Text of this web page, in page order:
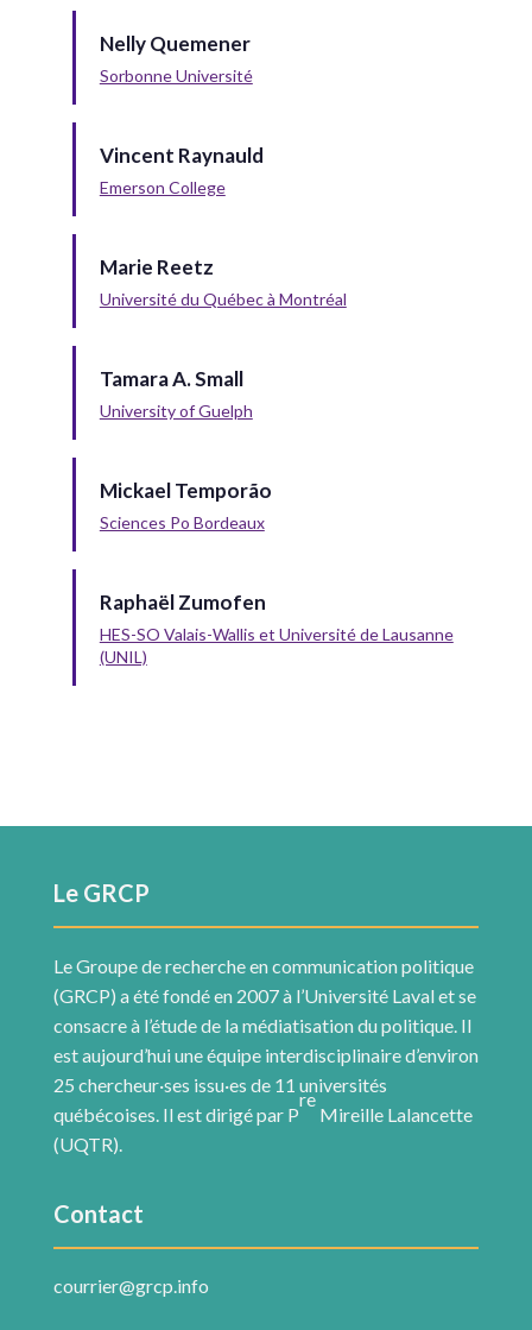
Nelly Quemener
Sorbonne Université
Vincent Raynauld
Emerson College
Marie Reetz
Université du Québec à Montréal
Tamara A. Small
University of Guelph
Mickael Temporão
Sciences Po Bordeaux
Raphaël Zumofen
HES-SO Valais-Wallis et Université de Lausanne
(UNIL)
Le GRCP
Le Groupe de recherche en communication politique
(GRCP) a été fondé en 2007 à l’Université Laval et se
consacre à l’étude de la médiatisation du politique. Il
est aujourd’hui une équipe interdisciplinaire d’environ
25 chercheur·ses issu·es de 11 universités
québécoises. Il est dirigé par P
re
Mireille Lalancette
(UQTR).
Contact
courrier@grcp.info